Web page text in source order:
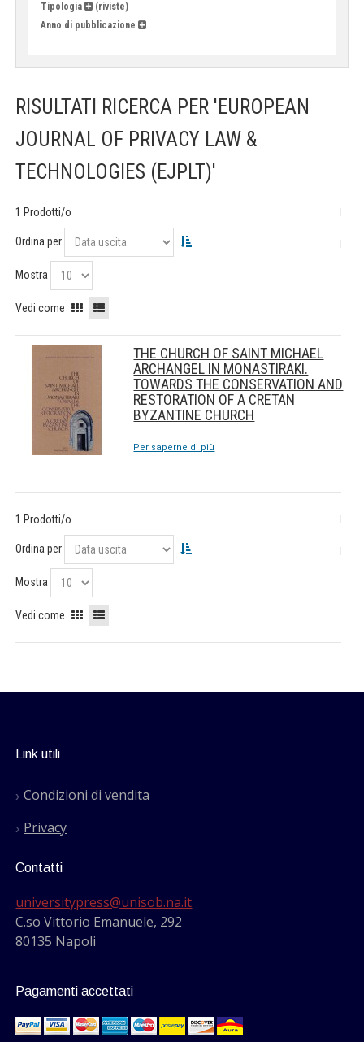
Tipologia
(riviste)
Anno di pubblicazione
RISULTATI RICERCA PER 'EUROPEAN
JOURNAL OF PRIVACY LAW &
TECHNOLOGIES (EJPLT)'
1 Prodotti/o
Ordina per
Mostra
Vedi come
THE CHURCH OF SAINT MICHAEL
ARCHANGEL IN MONASTIRAKI.
TOWARDS THE CONSERVATION AND
RESTORATION OF A CRETAN
BYZANTINE CHURCH
Per saperne di più
1 Prodotti/o
Ordina per
Mostra
Vedi come
Link utili
Condizioni di vendita
Privacy
Contatti
universitypress@unisob.na.it
C.so Vittorio Emanuele, 292
80135 Napoli
Pagamenti accettati